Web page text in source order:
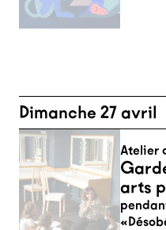
Dimanche 27 avril
Atelier
arts